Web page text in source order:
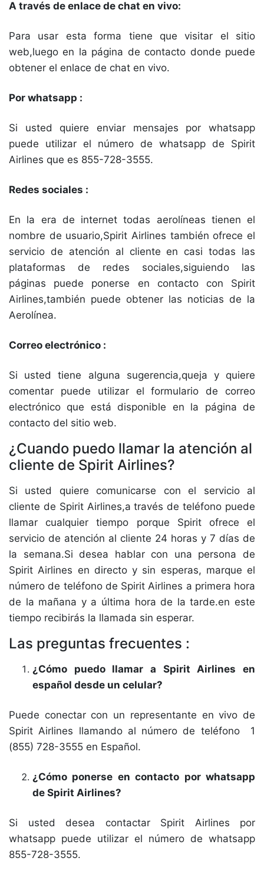
A través de enlace de chat en vivo:
Para usar esta forma tiene que visitar el sitio
web,luego en la página de contacto donde puede
obtener el enlace de chat en vivo.
Por whatsapp :
Si usted quiere enviar mensajes por whatsapp
puede utilizar el número de whatsapp de Spirit
Airlines que es 855-728-3555.
Redes sociales :
En la era de internet todas aerolíneas tienen el
nombre de usuario,Spirit Airlines también ofrece el
servicio de atención al cliente en casi todas las
plataformas de redes sociales,siguiendo las
páginas puede ponerse en contacto con Spirit
Airlines,también puede obtener las noticias de la
Aerolínea.
Correo electrónico :
Si usted tiene alguna sugerencia,queja y quiere
comentar puede utilizar el formulario de correo
electrónico que está disponible en la página de
contacto del sitio web.
¿Cuando puedo llamar la atención al
cliente de Spirit Airlines?
Si usted quiere comunicarse con el servicio al
cliente de Spirit Airlines,a través de teléfono puede
llamar cualquier tiempo porque Spirit ofrece el
servicio de atención al cliente 24 horas y 7 días de
la semana.Si desea hablar con una persona de
Spirit Airlines en directo y sin esperas, marque el
número de teléfono de Spirit Airlines a primera hora
de la mañana y a última hora de la tarde.en este
tiempo recibirás la llamada sin esperar.
Las preguntas frecuentes :
¿Cómo puedo llamar a Spirit Airlines en
español desde un celular?
Puede conectar con un representante en vivo de
Spirit Airlines llamando al número de teléfono 1
(855) 728-3555 en Español.
¿Cómo ponerse en contacto por whatsapp
de Spirit Airlines?
Si usted desea contactar Spirit Airlines por
whatsapp puede utilizar el número de whatsapp
855-728-3555.